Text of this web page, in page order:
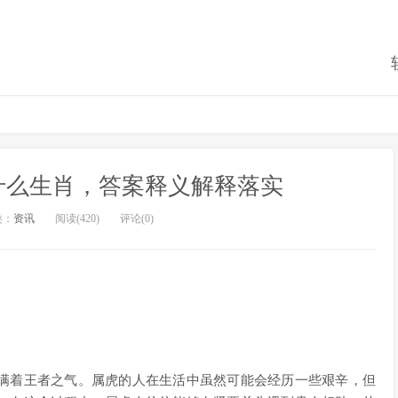
生肖，答案释义解释落实
资讯 阅读(420) 评论(0)
王者之气。属虎的人在生活中虽然可能会经历一些艰辛，但